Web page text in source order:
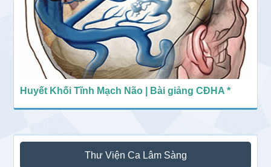
Huyết Khối Tĩnh Mạch Não | Bài giảng CĐHA *
Thư Viện Ca Lâm Sàng